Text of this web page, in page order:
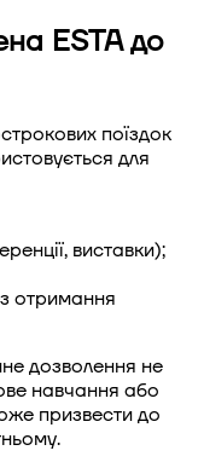
ESTA до
поїздок
для
виставки);
отримання
дозволення не
навчання або
призвести до